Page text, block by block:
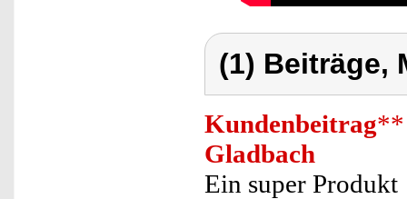
(1) Beiträge,
Kundenbeitrag**
Gladbach
Ein super Produkt